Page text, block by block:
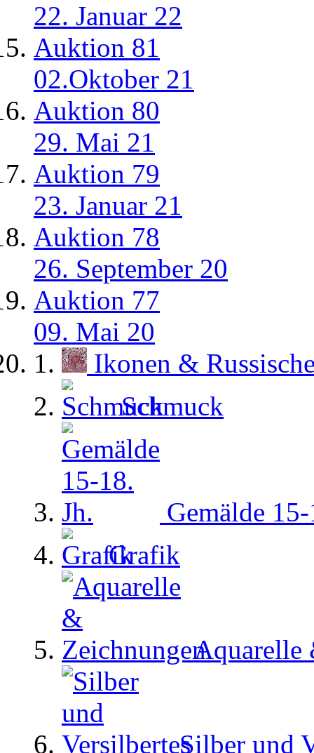
22. Januar 22
Auktion 81
02.Oktober 21
Auktion 80
29. Mai 21
Auktion 79
23. Januar 21
Auktion 78
26. September 20
Auktion 77
09. Mai 20
Ikonen &
Schmuck
Gemälde
Grafik
Aquarelle
Silber und